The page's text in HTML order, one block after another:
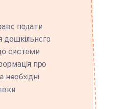
подати
дошкільного
системи
про
необхідні